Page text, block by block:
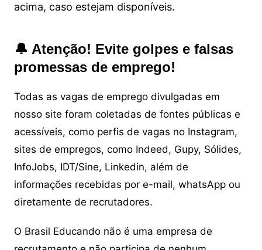
acima, caso estejam disponíveis.
🔔 Atenção! Evite golpes e falsas
promessas de emprego!
Todas as vagas de emprego divulgadas em
nosso site foram coletadas de fontes públicas e
acessíveis, como perfis de vagas no Instagram,
sites de empregos, como Indeed, Gupy, Sólides,
InfoJobs, IDT/Sine, Linkedin, além de
informações recebidas por e-mail, whatsApp ou
diretamente de recrutadores.
O Brasil Educando não é uma empresa de